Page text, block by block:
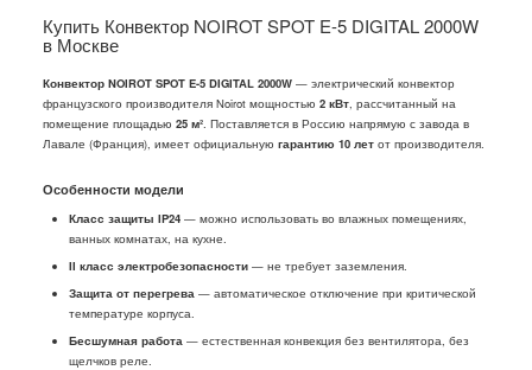
Купить Конвектор NOIROT SPOT E-5 DIGITAL 2000W
в Москве
Конвектор NOIROT SPOT E-5 DIGITAL 2000W — электрический конвектор
французского производителя Noirot мощностью 2 кВт, рассчитанный на
помещение площадью 25 м². Поставляется в Россию напрямую с завода в
Лавале (Франция), имеет официальную гарантию 10 лет от производителя.
Особенности модели
Класс защиты IP24 — можно использовать во влажных помещениях,
ванных комнатах, на кухне.
II класс электробезопасности — не требует заземления.
Защита от перегрева — автоматическое отключение при критической
температуре корпуса.
Бесшумная работа — естественная конвекция без вентилятора, без
щелчков реле.